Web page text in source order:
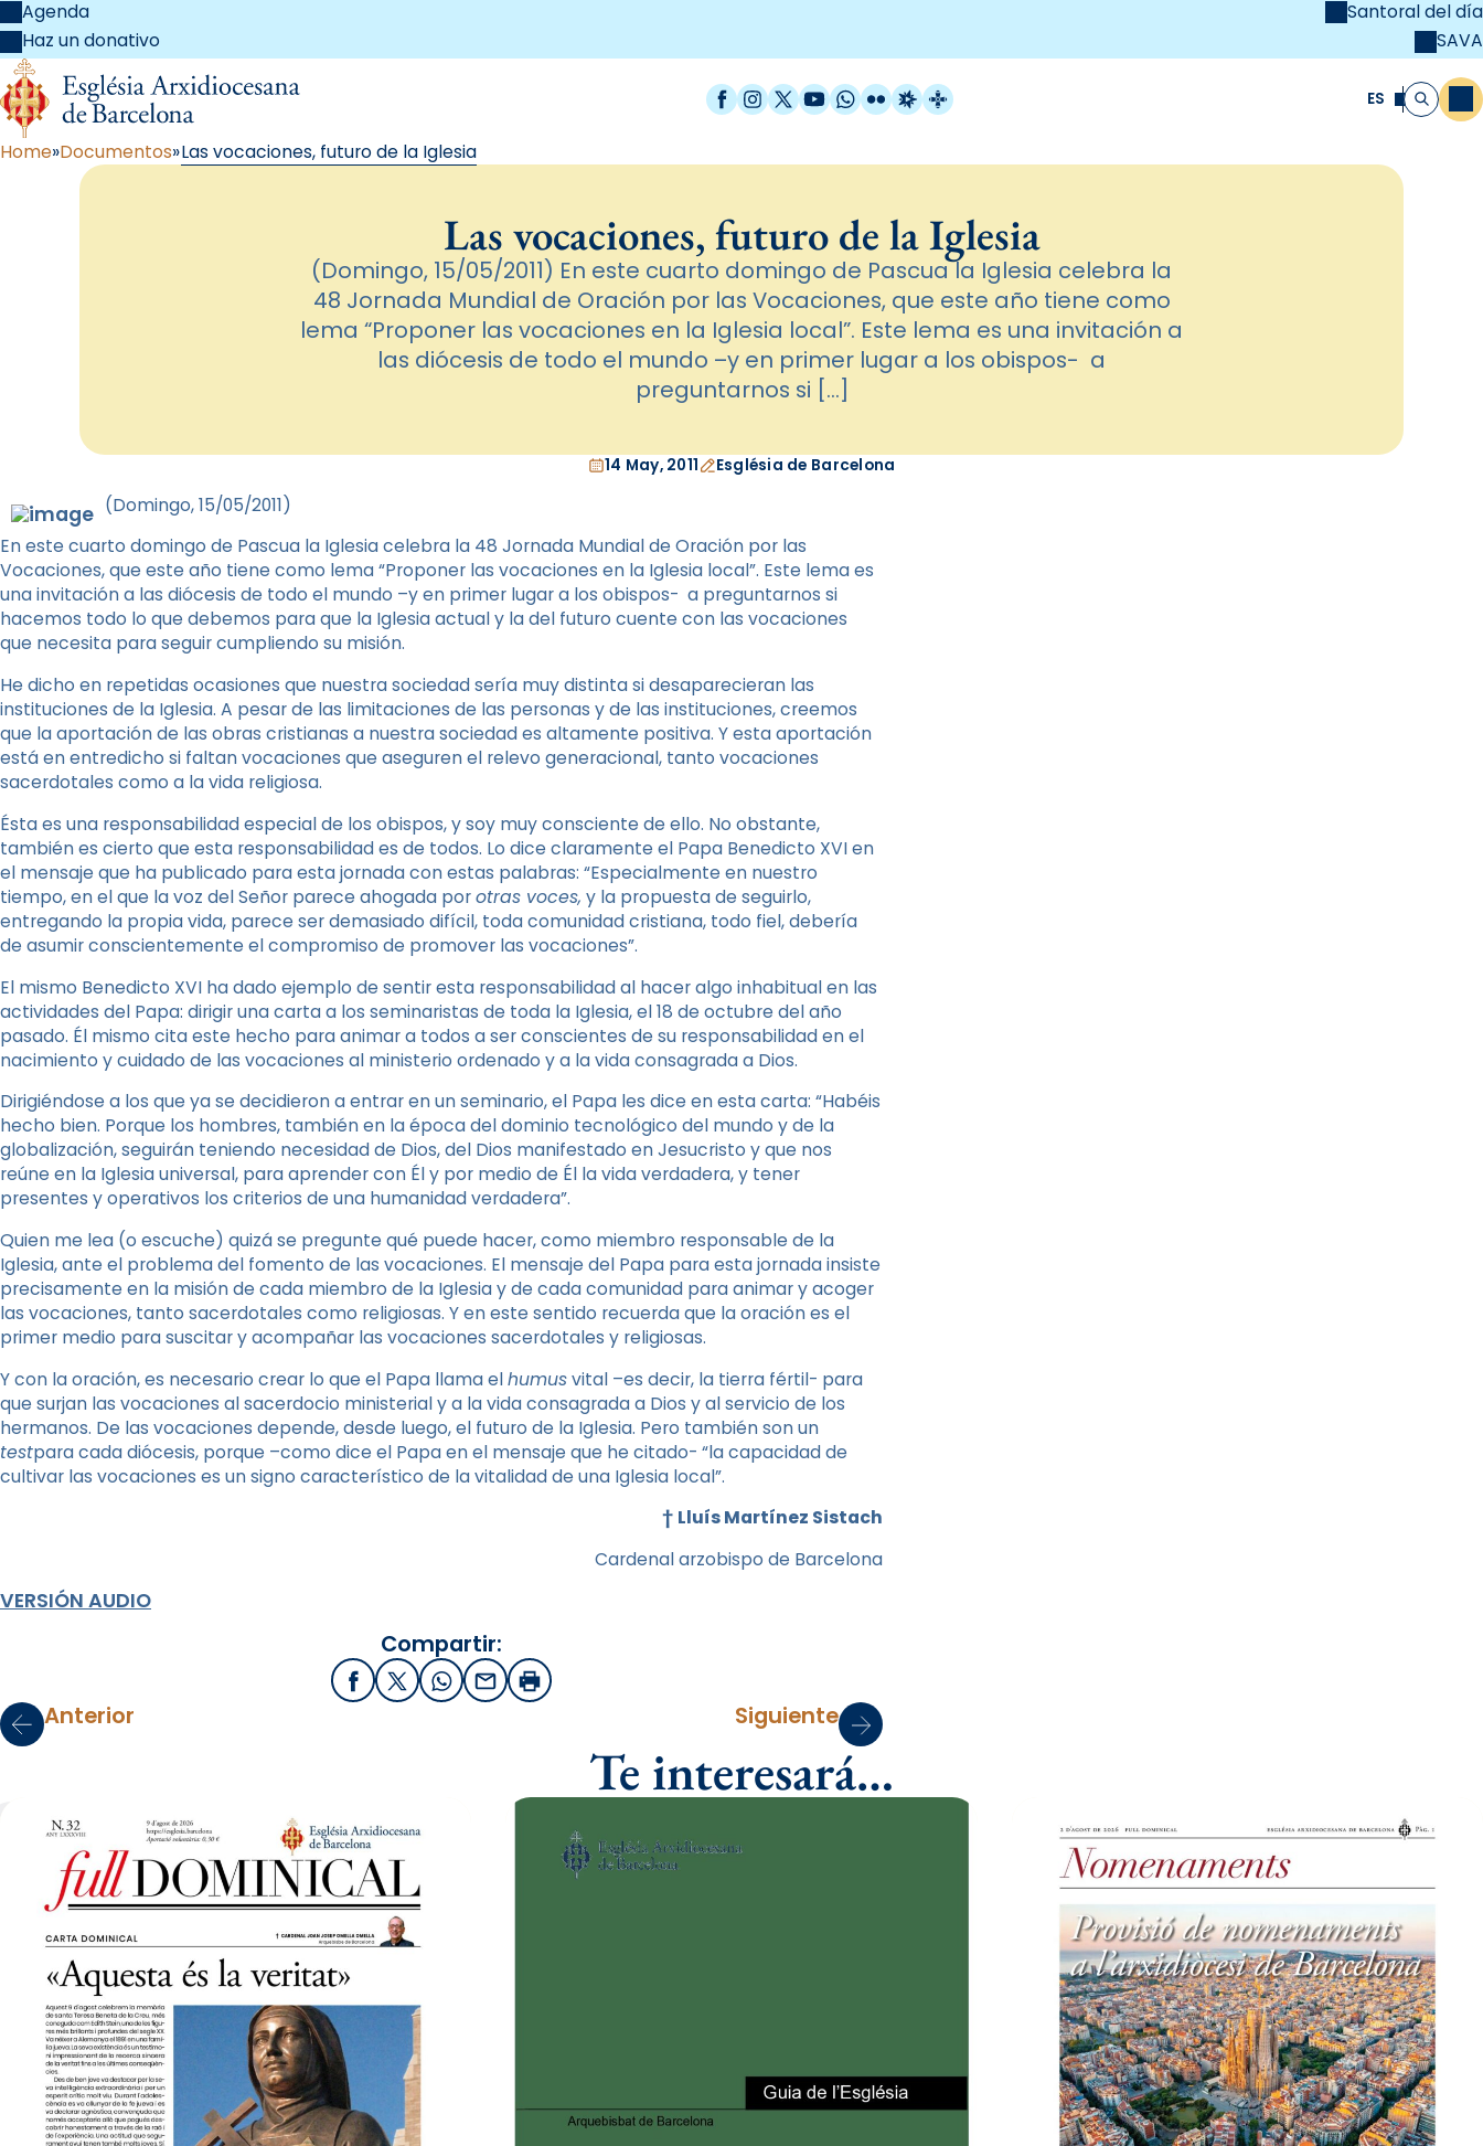
Agenda
Haz un donativo
Santoral del día
SAVA
Facebook
Instagram
X / Twitter
YouTube
WhatsApp
FlickrRadio Estel
Catalunya Cristiana ES Buscar
Home Documentos Las vocaciones, futuro de la Iglesia
Las vocaciones, futuro de la Iglesia
(Domingo, 15/05/2011) En este cuarto domingo de Pascua la Iglesia celebra la
48 Jornada Mundial de Oración por las Vocaciones, que este año tiene como
lema “Proponer las vocaciones en la Iglesia local”. Este lema es una invitación a
las diócesis de todo el mundo –y en primer lugar a los obispos- a
preguntarnos si […]
14 May, 2011 Església de Barcelona
(Domingo, 15/05/2011)
En este cuarto domingo de Pascua la Iglesia celebra la 48 Jornada Mundial de Oración por las
Vocaciones, que este año tiene como lema “Proponer las vocaciones en la Iglesia local”. Este lema es
una invitación a las diócesis de todo el mundo –y en primer lugar a los obispos- a preguntarnos si
hacemos todo lo que debemos para que la Iglesia actual y la del futuro cuente con las vocaciones
que necesita para seguir cumpliendo su misión.
He dicho en repetidas ocasiones que nuestra sociedad sería muy distinta si desaparecieran las
instituciones de la Iglesia. A pesar de las limitaciones de las personas y de las instituciones, creemos
que la aportación de las obras cristianas a nuestra sociedad es altamente positiva. Y esta aportación
está en entredicho si faltan vocaciones que aseguren el relevo generacional, tanto vocaciones
sacerdotales como a la vida religiosa.
Ésta es una responsabilidad especial de los obispos, y soy muy consciente de ello. No obstante,
también es cierto que esta responsabilidad es de todos. Lo dice claramente el Papa Benedicto XVI en
el mensaje que ha publicado para esta jornada con estas palabras: “Especialmente en nuestro
tiempo, en el que la voz del Señor parece ahogada porotras voces, y la propuesta de seguirlo,
entregando la propia vida, parece ser demasiado difícil, toda comunidad cristiana, todo fiel, debería
de asumir conscientemente el compromiso de promover las vocaciones”.
El mismo Benedicto XVI ha dado ejemplo de sentir esta responsabilidad al hacer algo inhabitual en las
actividades del Papa: dirigir una carta a los seminaristas de toda la Iglesia, el 18 de octubre del año
pasado. Él mismo cita este hecho para animar a todos a ser conscientes de su responsabilidad en el
nacimiento y cuidado de las vocaciones al ministerio ordenado y a la vida consagrada a Dios.
Dirigiéndose a los que ya se decidieron a entrar en un seminario, el Papa les dice en esta carta: “Habéis
hecho bien. Porque los hombres, también en la época del dominio tecnológico del mundo y de la
globalización, seguirán teniendo necesidad de Dios, del Dios manifestado en Jesucristo y que nos
reúne en la Iglesia universal, para aprender con Él y por medio de Él la vida verdadera, y tener
presentes y operativos los criterios de una humanidad verdadera”.
Quien me lea (o escuche) quizá se pregunte qué puede hacer, como miembro responsable de la
Iglesia, ante el problema del fomento de las vocaciones. El mensaje del Papa para esta jornada insiste
precisamente en la misión de cada miembro de la Iglesia y de cada comunidad para animar y acoger
las vocaciones, tanto sacerdotales como religiosas. Y en este sentido recuerda que la oración es el
primer medio para suscitar y acompañar las vocaciones sacerdotales y religiosas.
Y con la oración, es necesario crear lo que el Papa llama elhumusvital –es decir, la tierra fértil- para
que surjan las vocaciones al sacerdocio ministerial y a la vida consagrada a Dios y al servicio de los
hermanos. De las vocaciones depende, desde luego, el futuro de la Iglesia. Pero también son un
testpara cada diócesis, porque –como dice el Papa en el mensaje que he citado- “la capacidad de
cultivar las vocaciones es un signo característico de la vitalidad de una Iglesia local”.
† Lluís Martínez Sistach
Cardenal arzobispo de Barcelona
VERSIÓN AUDIO
Compartir:
FacebookX / Twitter
WhatsApp
EmailImprimir
Anterior Siguiente
Te interesará…